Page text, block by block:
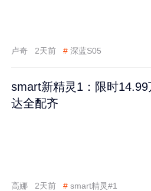
卢奇 2天前 # 深蓝S05
smart新精灵1：限时
达全配齐
高娜 2天前 # smart精灵#1